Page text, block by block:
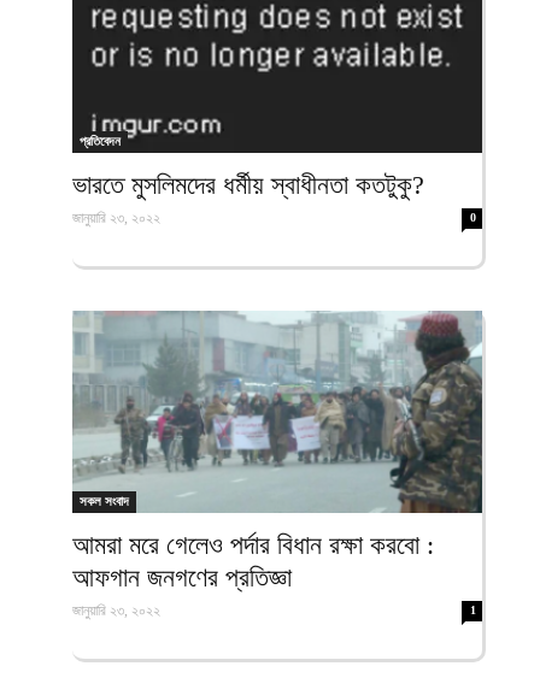
আল-
ফিরদাউস
প্রতিবেদন
ভারতে মুসলিমদের ধর্মীয় স্বাধীনতা কতটুকু?
জানুয়ারি ২৩, ২০২২ 0
সকল সংবাদ
আমরা মরে গেলেও পর্দার বিধান রক্ষা করবো :
আফগান জনগণের প্রতিজ্ঞা
জানুয়ারি ২৩, ২০২২ 1